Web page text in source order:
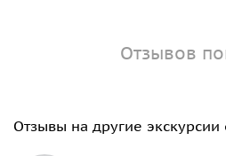
Отзывов
Отзывы на другие экскурсии